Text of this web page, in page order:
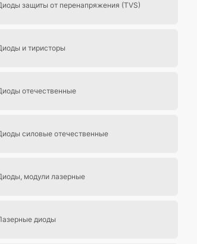
защиты от перенапряжения (TVS)
и тиристоры
отечественные
силовые отечественные
модули лазерные
диоды